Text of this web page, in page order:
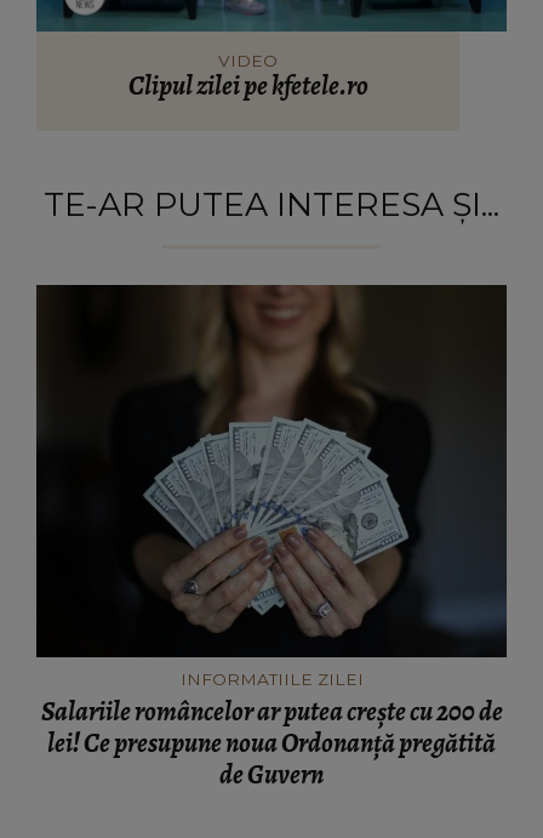
VIDEO
Clipul zilei pe kfetele.ro
TE-AR PUTEA INTERESA ȘI...
INFORMATIILE ZILEI
Salariile româncelor ar putea crește cu 200 de
lei! Ce presupune noua Ordonanță pregătită
de Guvern